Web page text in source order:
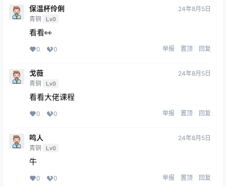
保温杯伶俐
青铜 Lv0
24年8月5日
看看👀
0 0 举报 置顶 回复
戈薇
青铜 Lv0
24年8月5日
看看大佬课程
0 0 举报 置顶 回复
鸣人
青铜 Lv0
24年8月5日
牛
0 0 举报 置顶 回复